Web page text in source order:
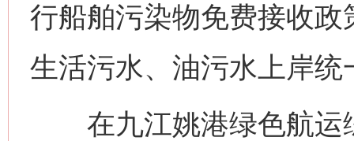
行船舶污染物免费接收
生活污水、油污水上岸统
在九江姚港绿色航运